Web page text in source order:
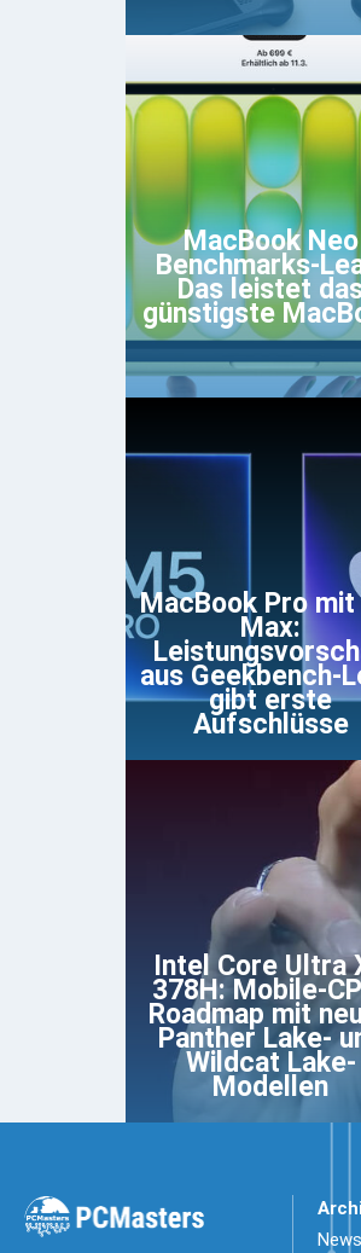
MacBook Neo
Benchmarks-
Das leistet
günstigste
MacBook Pro mit
Max:
aus Geekbench-
gibt erste
Aufschlüsse
Intel Core Ultra
378H: Mobile-
Roadmap mit
Panther Lake-
Wildcat Lake-
Modellen